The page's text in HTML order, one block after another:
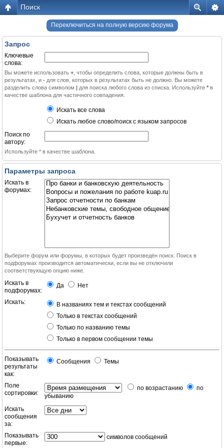
Поиск
Переключиться на полную версию форума
Запрос
Ключевые
слова:
Вы можете использовать + , чтобы определить слова, которые должны быть в
результатах, и - для слов, которых в результатах быть не должно. Вы можете
разделить слова символом | для поиска любого слова из списка. Используйте * в
качестве шаблона для частичного совпадения.
Искать все слова
Искать любое слово/поиск с языком запросов
Поиск по
автору:
Используйте * в качестве шаблона.
Параметры запроса
Искать в
форумах:
Выберите форум или форумы, в которых будет произведён поиск. Поиск в
подфорумах производится автоматически, если вы не отключили
соответствующую опцию ниже.
Искать в
подфорумах:
Да Нет
Искать:
В названиях тем и текстах сообщений
Только в текстах сообщений
Только по названию темы
Только в первом сообщении темы
Показывать
результаты
как:
Сообщения Темы
Поле
сортировки:
по возрастанию
по
убыванию
Искать
сообщения
за:
Показывать
первые:
символов сообщений